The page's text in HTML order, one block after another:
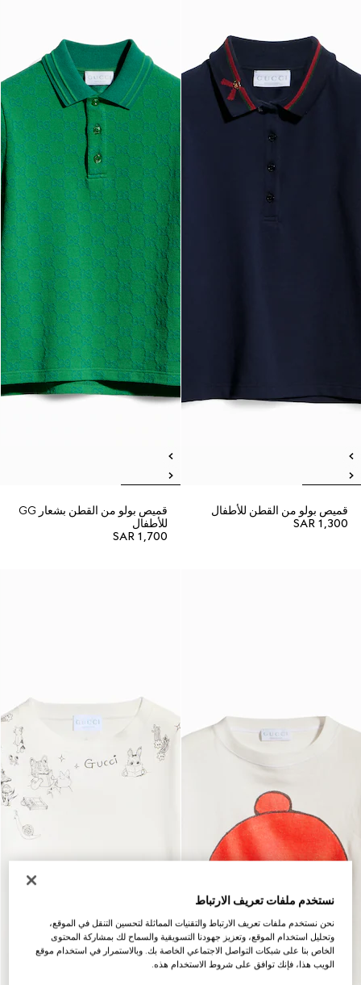
قميص بولو من القطن للأطفال
SAR 1,300
قميص بولو من القطن بشعار GG
للأطفال
SAR 1,700
نستخدم ملفات تعريف الارتباط
نحن نستخدم ملفات تعريف الارتباط والتقنيات المماثلة لتحسين التنقل في الموقع،
وتحليل استخدام الموقع، وتعزيز جهودنا التسويقية والسماح لك بمشاركة المحتوى
الخاص بنا على شبكات التواصل الاجتماعي الخاصة بك. وبالاستمرار في استخدام موقع
الويب هذا، فإنك توافق على شروط الاستخدام هذه.